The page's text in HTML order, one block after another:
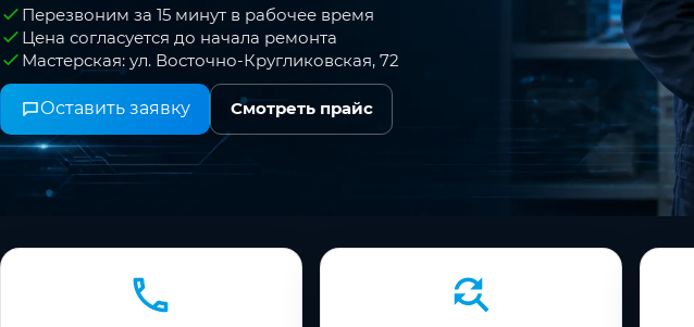
Перезвоним за 15 минут в рабочее время
Цена согласуется до начала ремонта
Мастерская: ул. Восточно-Кругликовская, 72
Оставить заявку Смотреть прайс